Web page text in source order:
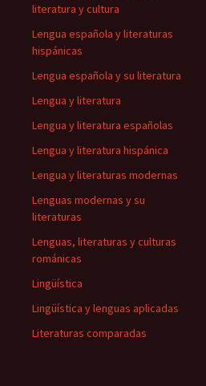
literatura y cultura
Lengua española y literaturas
hispánicas
Lengua española y su literatura
Lengua y literatura
Lengua y literatura españolas
Lengua y literatura hispánica
Lengua y literaturas modernas
Lenguas modernas y su
literaturas
Lenguas, literaturas y culturas
románicas
Lingüística
Lingüística y lenguas aplicadas
Literaturas comparadas